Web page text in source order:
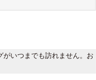
いつまでも訪れません。お